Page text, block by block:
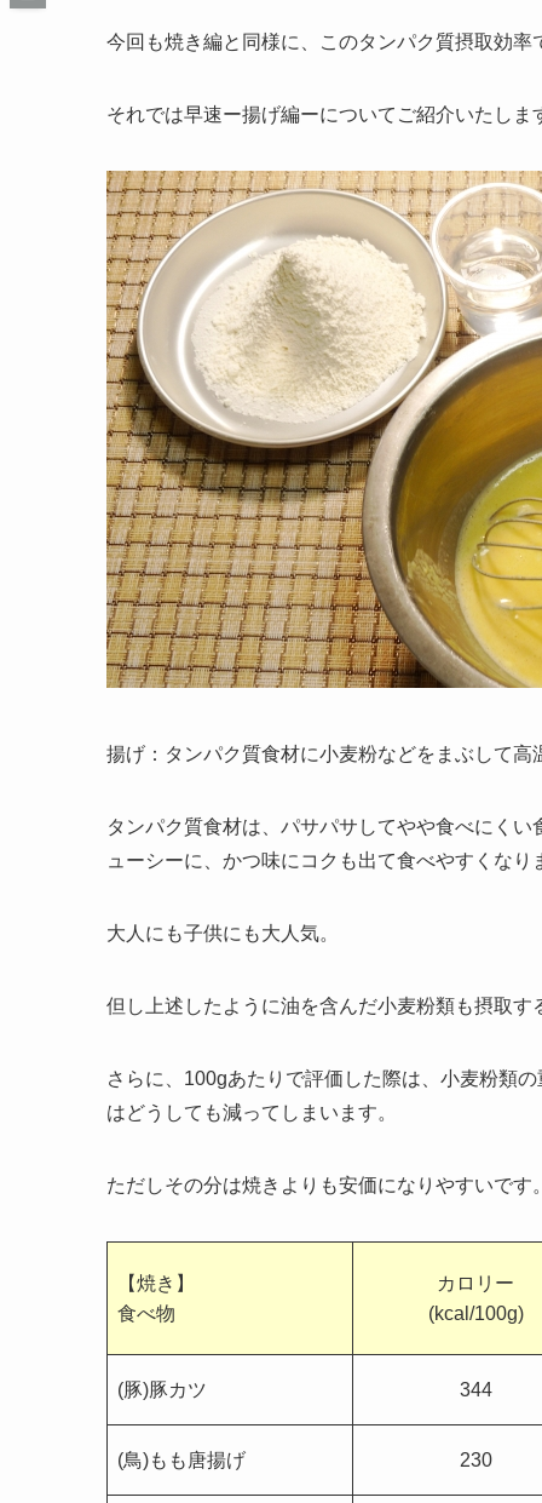
今回も焼き編と同様に、このタンパク質摂取効
それでは早速ー揚げ編ーについてご紹介いたしま
揚げ：タンパク質食材に小麦粉などをまぶして高
タンパク質食材は、パサパサしてやや食べにく
ューシーに、かつ味にコクも出て食べやすくなり
大人にも子供にも大人気。
但し上述したように油を含んだ小麦粉類も摂取
さらに、100gあたりで評価した際は、小麦粉類
はどうしても減ってしまいます。
ただしその分は焼きよりも安価になりやすいです
【焼き】
食べ物
カロリー
(kcal/100g)
(豚)豚カツ 344
(鳥)もも唐揚げ 230